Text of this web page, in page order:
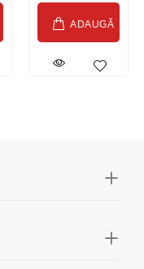
ADAUGĂ